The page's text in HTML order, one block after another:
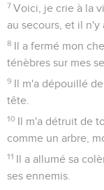
7 Voici, je crie à la
au secours, et il
8 Il a fermé mon
ténèbres sur mes
9 Il m'a dépouillé
tête.
10 Il m'a détruit de
comme un arbre,
11 Il a allumé sa
ses ennemis.